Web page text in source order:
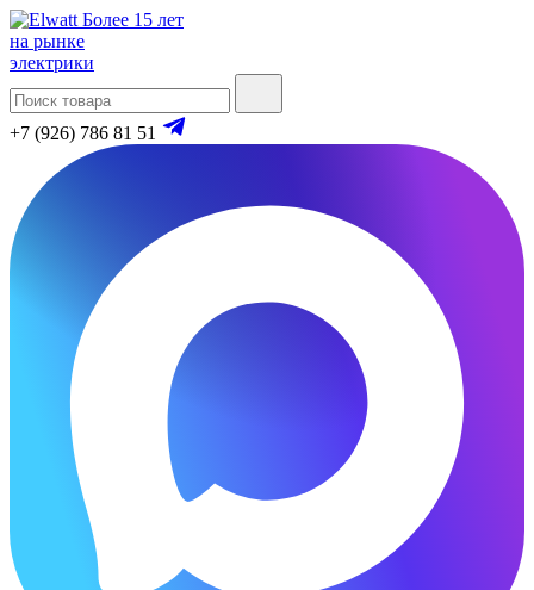
Более 15 лет
на рынке
электрики
+7 (926) 786 81 51